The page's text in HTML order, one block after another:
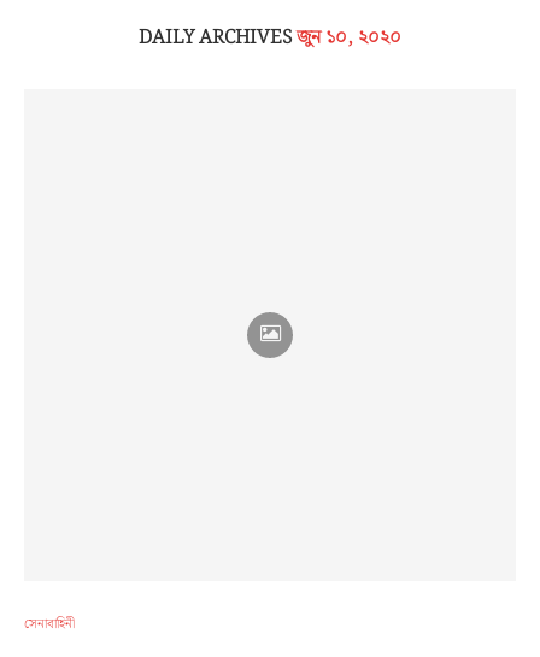
DAILY ARCHIVESজুন ১০, ২০২০
সেনাবাহিনী